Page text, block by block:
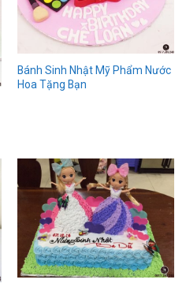
Bánh Sinh Nhật Mỹ Phẩm Nước
Hoa Tặng Bạn